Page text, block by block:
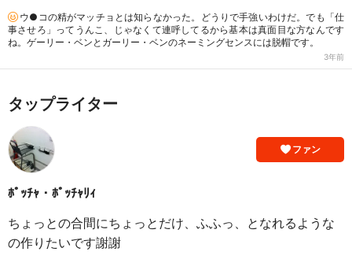
ウ●コの精がマッチョとは知らなかった。どうりで手強いわけだ。でも「仕
事させろ」ってうんこ、じゃなくて連呼してるから基本は真面目な方なんです
ね。ゲーリー・ベンとガーリー・ベンのネーミングセンスには脱帽です。
3年前
タップライター
ファン
ﾎﾟｯﾁｬ・ﾎﾟｯﾁｬﾘｨ
ちょっとの合間にちょっとだけ、ふふっ、となれるような
の作りたいです謝謝